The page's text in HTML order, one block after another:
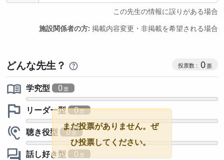
この先生の情報に誤りがある場合
施設関係者の方: 掲載内容変更・非掲載を希望される場合
どんな先生？ コミュニ
0
学究型
0
リーダー型
0
聴き役型
0
話し好き型
0
まだ投票がありません。ぜ
ひ投票してください。